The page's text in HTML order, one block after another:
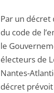
Par un décret
du code de
le
électeurs de
Nantes-
décret